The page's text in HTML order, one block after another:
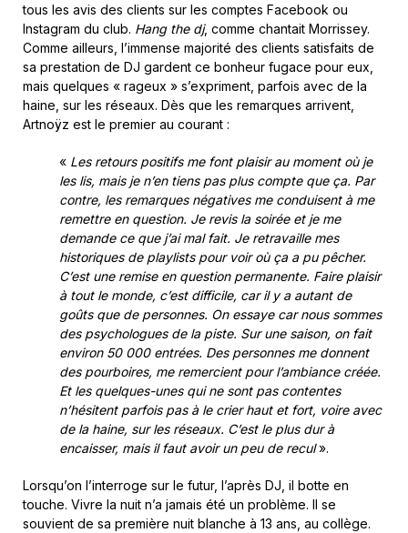
tous les avis des clients sur les comptes Facebook ou
Instagram du club. Hang the dj, comme chantait Morrissey.
Comme ailleurs, l’immense majorité des clients satisfaits de
sa prestation de DJ gardent ce bonheur fugace pour eux,
mais quelques « rageux » s’expriment, parfois avec de la
haine, sur les réseaux. Dès que les remarques arrivent,
Artnoÿz est le premier au courant :
« Les retours positifs me font plaisir au moment où je
les lis, mais je n’en tiens pas plus compte que ça. Par
contre, les remarques négatives me conduisent à me
remettre en question. Je revis la soirée et je me
demande ce que j’ai mal fait. Je retravaille mes
historiques de playlists pour voir où ça a pu pêcher.
C’est une remise en question permanente. Faire plaisir
à tout le monde, c’est difficile, car il y a autant de
goûts que de personnes. On essaye car nous sommes
des psychologues de la piste. Sur une saison, on fait
environ 50 000 entrées. Des personnes me donnent
des pourboires, me remercient pour l’ambiance créée.
Et les quelques-unes qui ne sont pas contentes
n’hésitent parfois pas à le crier haut et fort, voire avec
de la haine, sur les réseaux. C’est le plus dur à
encaisser, mais il faut avoir un peu de recul».
Lorsqu’on l’interroge sur le futur, l’après DJ, il botte en
touche. Vivre la nuit n’a jamais été un problème. Il se
souvient de sa première nuit blanche à 13 ans, au collège.